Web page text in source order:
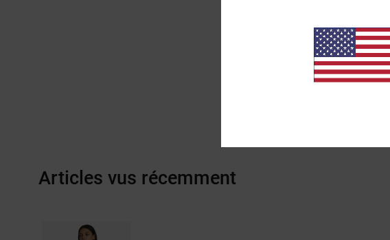
Articles vus récemment